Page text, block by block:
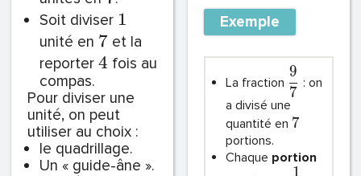
Soit diviser 1
unité en 7 et la
reporter 4 fois au
compas.
Pour diviser une
unité, on peut
utiliser au choix :
le quadrillage.
Un « guide-âne ».
Exemple
La fraction
7
9
: on
a divisé une
quantité en 7
portions.
Chaque portion
1